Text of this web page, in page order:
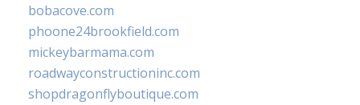
bobacove.com
phoone24brookfield.com
mickeybarmama.com
roadwayconstructioninc.com
shopdragonflyboutique.com